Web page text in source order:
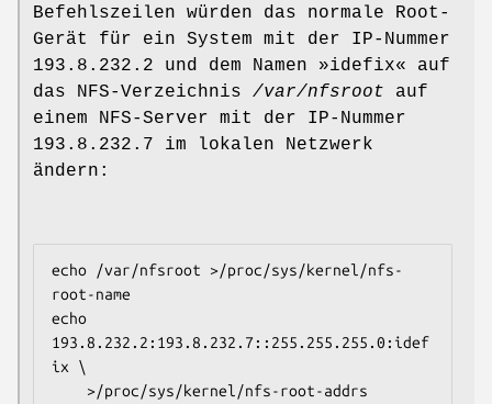
Befehlszeilen würden das normale Root-
Gerät für ein System mit der IP-Nummer
193.8.232.2 und dem Namen »idefix« auf
das NFS-Verzeichnis /var/nfsroot auf
einem NFS-Server mit der IP-Nummer
193.8.232.7 im lokalen Netzwerk
ändern:
echo /var/nfsroot >/proc/sys/kernel/nfs-
root-name
echo
193.8.232.2:193.8.232.7::255.255.255.0:idef
ix \